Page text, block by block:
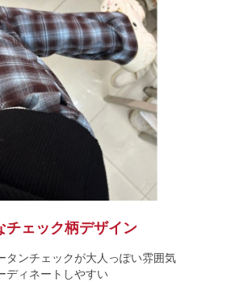
チェック柄デザイン
タンチェックが大人っぽい雰囲気
ディネートしやすい